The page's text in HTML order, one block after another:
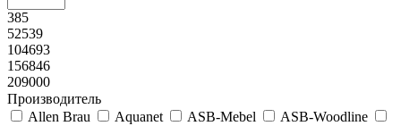
385
52539
104693
156846
209000
Производитель
Allen Brau
Aquanet ASB-Mebel
ASB-Woodline